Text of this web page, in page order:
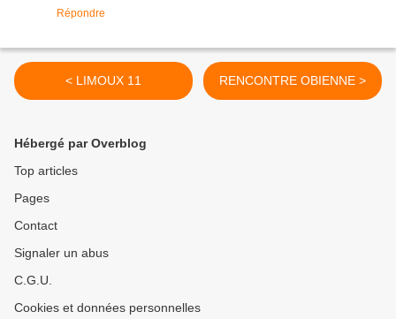
Répondre
< LIMOUX 11 RENCONTRE OBIENNE >
Hébergé par Overblog
Top articles
Pages
Contact
Signaler un abus
C.G.U.
Cookies et données personnelles